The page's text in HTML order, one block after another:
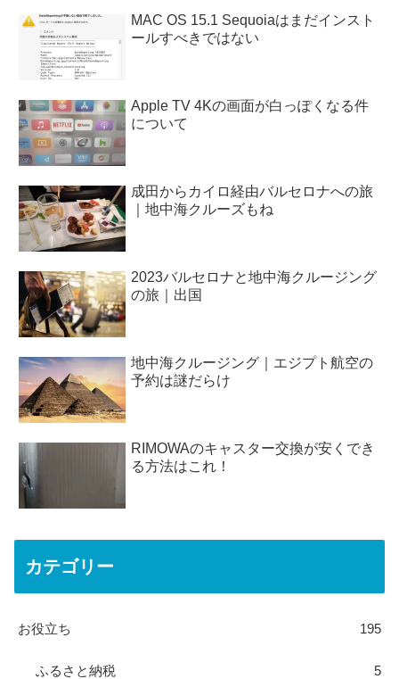
MAC OS 15.1 Sequoiaはまだインスト
ールすべきではない
Apple TV 4Kの画面が白っぽくなる件
について
成田からカイロ経由バルセロナへの旅
｜地中海クルーズもね
2023バルセロナと地中海クルージング
の旅｜出国
地中海クルージング｜エジプト航空の
予約は謎だらけ
RIMOWAのキャスター交換が安くでき
る方法はこれ！
カテゴリー
お役立ち 195
ふるさと納税 5